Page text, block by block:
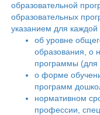
образовательной
образовательных
указанием для
об уровне
образования, о
программы (для
о форме
программ
нормативном
профессии,